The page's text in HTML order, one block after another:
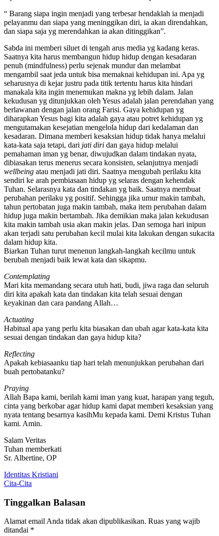
“ Barang siapa ingin menjadi yang terbesar hendaklah ia menjadi
pelayanmu dan siapa yang meninggikan diri, ia akan direndahkan,
dan siapa saja yg merendahkan ia akan ditinggikan”.
Sabda ini memberi siluet di tengah arus media yg kadang keras.
Saatnya kita harus membangun hidup hidup dengan kesadaran
penuh (mindfulness) perlu sejenak mundur dan melambat
mengambil saat jeda untuk bisa memaknai kehidupan ini. Apa yg
seharusnya di kejar justru pada titik tertentu harus kita hindari
manakala kita ingin menemukan makna yg lebih dalam. Jalan
kekudusan yg ditunjukkan oleh Yesus adalah jalan perendahan yang
berlawanan dengan jalan orang Farisi. Gaya kehidupan yg
diharapkan Yesus bagi kita adalah gaya atau potret kehidupan yg
mengutamakan kesejatian mengelola hidup dari kedalaman dan
kesadaran. Dimana memberi kesaksian hidup tidak hanya melalui
kata-kata saja tetapi, dari jati diri dan gaya hidup melalui
pemahaman iman yg benar, diwujudkan dalam tindakan nyata,
dibiasakan terus menerus secara konsisten, selanjutnya menjadi
wellbeing atau menjadi jati diri. Saatnya mengubah perilaku kita
sendiri ke arah pembiasaan hidup yg selaras dengan kehendak
Tuhan. Selarasnya kata dan tindakan yg baik. Saatnya membuat
perubahan perilaku yg positif. Sehingga jika umur makin tambah,
tahun pertobatan juga makin tambah, maka item perubahan dalam
hidup juga makin bertambah. Jika demikian maka jalan kekudusan
kita makin tambah usia akan makin jelas. Dan semoga hari inipun
akan terjadi satu perubahan kecil mulai kita lakukan dengan sukacita
dalam hidup kita.
Biarkan Tuhan turut menenun langkah-langkah kecilmu untuk
berubah menjadi baik lewat kata dan sikapmu.
Contemplating
Mari kita memandang secara utuh hati, budi, jiwa raga dan seluruh
diri kita apakah kata dan tindakan kita telah sesuai dengan
keyakinan dan cara pandang Allah…
Actuating
Habitual apa yang perlu kita biasakan dan ubah agar kata-kata kita
sesuai dengan tindakan dan gaya hidup kita?
Reflecting
Apakah kebiasaanku tiap hari telah menunjukkan perubahan dari
buah pertobatanku?
Praying
Allah Bapa kami, berilah kami iman yang kuat, harapan yang teguh,
cinta yang berkobar agar hidup kami dapat memberi kesaksian yang
nyata tentang besarnya kasihMu kepada kami. Demi Kristus Tuhan
kami. Amin.
Salam Veritas
Tuhan memberkati
Sr. Albertine, OP
Navigasi
pos
Identitas Kristiani
Cita-Cita
Tinggalkan Balasan
Alamat email Anda tidak akan dipublikasikan. Ruas yang wajib
ditandai *